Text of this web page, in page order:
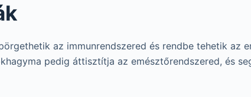
az immunrendszered és rendbe tehetik az
pedig áttisztítja az emésztőrendszered, és